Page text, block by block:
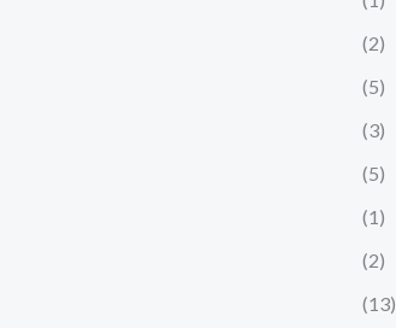
(2)
(5)
(3)
(5)
(1)
(2)
(13)